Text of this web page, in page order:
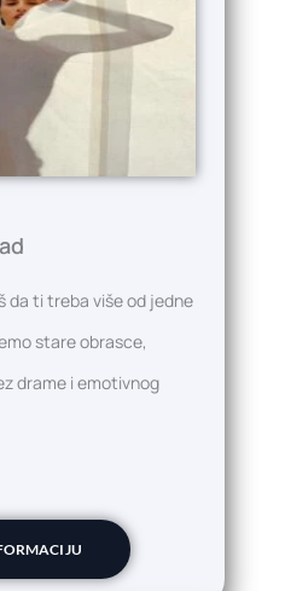
da ti treba više od jedne
stare obrasce,
drame i emotivnog